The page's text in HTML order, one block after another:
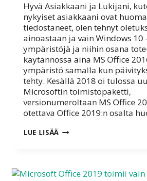
Hyvä Asiakkaani ja Lukijani,
nykyiset asiakkaani ovat
tiedostaneet, olen tehnyt
ainoastaan ja vain Windows 10
ympäristöjä ja niihin osana
käytännössä aina MS Office
ympäristö samalla kun
tehty. Kesällä 2018 oi tulossa
Microsoftin toimistopaketti,
versionumeroltaan MS Office
otettava Office 2019:n osalta
LUE LISÄÄ MICROSOFT
2018